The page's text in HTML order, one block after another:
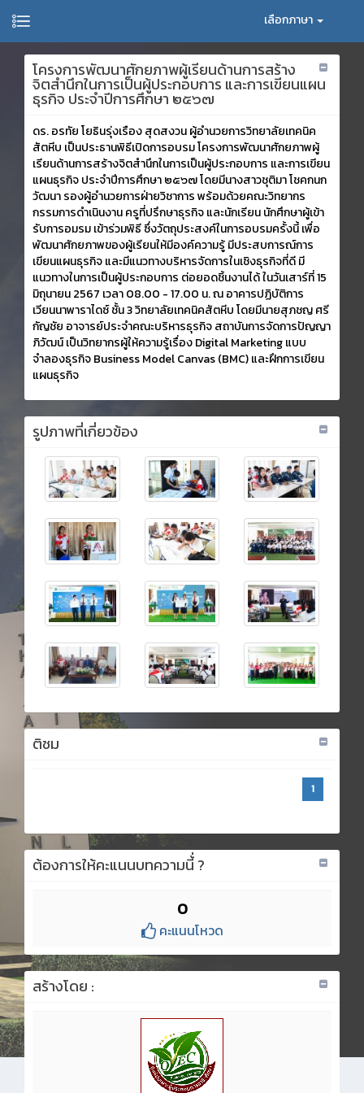
เลือกภาษา
โครงการพัฒนาศักยภาพผู้เรียนด้านการสร้าง
จิตสำนึกในการเป็นผู้ประกอบการ และการเขียนแผน
ธุรกิจ ประจำปีการศึกษา ๒๕๖๗
ดร. อรทัย โยธินรุ่งเรือง สุดสงวน ผู้อำนวยการวิทยาลัยเทคนิค
สัตหีบ เป็นประธานพิธีเปิดการอบรม โครงการพัฒนาศักยภาพผู้
เรียนด้านการสร้างจิตสำนึกในการเป็นผู้ประกอบการ และการเขียน
แผนธุรกิจ ประจำปีการศึกษา ๒๕๖๗ โดยมีนางสาวชุติมา โชคกนก
วัฒนา รองผู้อำนวยการฝ่ายวิชาการ พร้อมด้วยคณะวิทยากร
กรรมการดำเนินงาน ครูที่ปรึกษาธุรกิจ และนักเรียน นักศึกษาผู้เข้า
รับการอมรม เข้าร่วมพิธี ซึ่งวัตถุประสงค์ในการอบรมครั้งนี้ เพื่อ
พัฒนาศักยภาพของผู้เรียนให้มีองค์ความรู้ มีประสบการณ์การ
เขียนแผนธุรกิจ และมีแนวทางบริหารจัดการในเชิงธุรกิจที่ดี มี
แนวทางในการเป็นผู้ประกอบการ ต่อยอดชิ้นงานได้ ในวันเสาร์ที่ 15
มิถุนายน 2567 เวลา 08.00 - 17.00 น. ณ อาคารปฏิบัติการ
เวียนนาพาราไดซ์ ชั้น 3 วิทยาลัยเทคนิคสัตหีบ โดยมีนายสุภชญ ศรี
กัญชัย อาจารย์ประจำคณะบริหารธุรกิจ สถาบันการจัดการปัญญา
ภิวัฒน์ เป็นวิทยากรผู้ให้ความรู้เรื่อง Digital Marketing แบบ
จำลองธุรกิจ Business Model Canvas (BMC) และฝึกการเขียน
แผนธุรกิจ
รูปภาพที่เกี่ยวข้อง
ติชม
1
ต้องการให้คะแนนบทความนี้่ ?
0
คะแนนโหวด
สร้างโดย :